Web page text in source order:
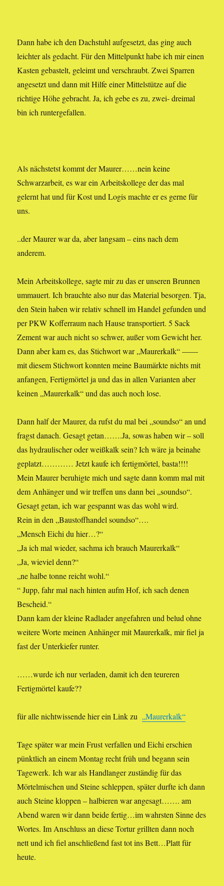
Dann habe ich den Dachstuhl aufgesetzt, das ging auch
leichter als gedacht. Für den Mittelpunkt habe ich mir einen
Kasten gebastelt, geleimt und verschraubt. Zwei Sparren
angesetzt und dann mit Hilfe einer Mittelstütze auf die
richtige Höhe gebracht. Ja, ich gebe es zu, zwei- dreimal
bin ich runtergefallen.
Als nächstetst kommt der Maurer……nein keine
Schwarzarbeit, es war ein Arbeitskollege der das mal
gelernt hat und für Kost und Logis machte er es gerne für
uns.
..der Maurer war da, aber langsam – eins nach dem
anderem.
Mein Arbeitskollege, sagte mir zu das er unseren Brunnen
ummauert. Ich brauchte also nur das Material besorgen. Tja,
den Stein haben wir relativ schnell im Handel gefunden und
per PKW Kofferraum nach Hause transportiert. 5 Sack
Zement war auch nicht so schwer, außer vom Gewicht her.
Dann aber kam es, das Stichwort war „Maurerkalk“ ——
mit diesem Stichwort konnten meine Baumärkte nichts mit
anfangen, Fertigmörtel ja und das in allen Varianten aber
keinen „Maurerkalk“ und das auch noch lose.
Dann half der Maurer, da rufst du mal bei „soundso“ an und
fragst danach. Gesagt getan…….Ja, sowas haben wir – soll
das hydraulischer oder weißkalk sein? Ich wäre ja beinahe
geplatzt………… Jetzt kaufe ich fertigmörtel, basta!!!!
Mein Maurer beruhigte mich und sagte dann komm mal mit
dem Anhänger und wir treffen uns dann bei „soundso“.
Gesagt getan, ich war gespannt was das wohl wird.
Rein in den „Baustoffhandel soundso“….
„Mensch Eichi du hier…?“
„Ja ich mal wieder, sachma ich brauch Maurerkalk“
„Ja, wieviel denn?“
„ne halbe tonne reicht wohl.“
“ Jupp, fahr mal nach hinten aufm Hof, ich sach denen
Bescheid.“
Dann kam der kleine Radlader angefahren und belud ohne
weitere Worte meinen Anhänger mit Maurerkalk, mir fiel ja
fast der Unterkiefer runter.
……wurde ich nur verladen, damit ich den teureren
Fertigmörtel kaufe??
für alle nichtwissende hier ein Link zu „Maurerkalk“
Tage später war mein Frust verfallen und Eichi erschien
pünktlich an einem Montag recht früh und begann sein
Tagewerk. Ich war als Handlanger zuständig für das
Mörtelmischen und Steine schleppen, später durfte ich dann
auch Steine kloppen – halbieren war angesagt……. am
Abend waren wir dann beide fertig…im wahrsten Sinne des
Wortes. Im Anschluss an diese Tortur grillten dann noch
nett und ich fiel anschließend fast tot ins Bett…Platt für
heute.